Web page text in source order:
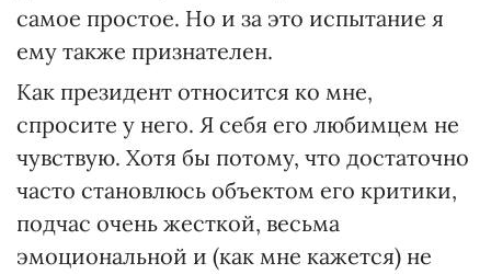
самое простое. Но и за это испытание я
ему также признателен.
Как президент относится ко мне,
спросите у него. Я себя его любимцем не
чувствую. Хотя бы потому, что достаточно
часто становлюсь объектом его критики,
подчас очень жесткой, весьма
эмоциональной и (как мне кажется) не